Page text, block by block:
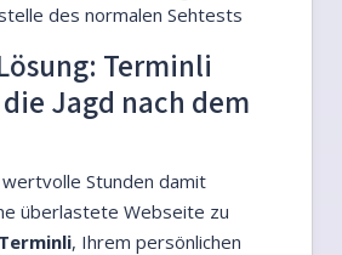
des normalen Sehtests
Terminli
Jagd nach dem
Stunden damit
überlastete Webseite zu
Terminli, Ihrem persönlichen